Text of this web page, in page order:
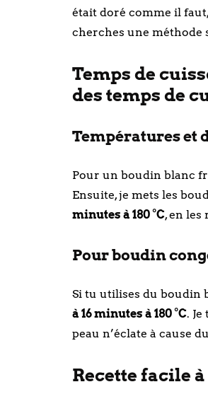
était doré comme il
cherches une méthode
Temps de
des temps de
Températures et
Pour un boudin blanc
Ensuite, je mets les
minutes à 180 °C, en
Pour boudin
Si tu utilises du boudin
à 16 minutes à 180 °C.
peau n’éclate à cause
Recette facile